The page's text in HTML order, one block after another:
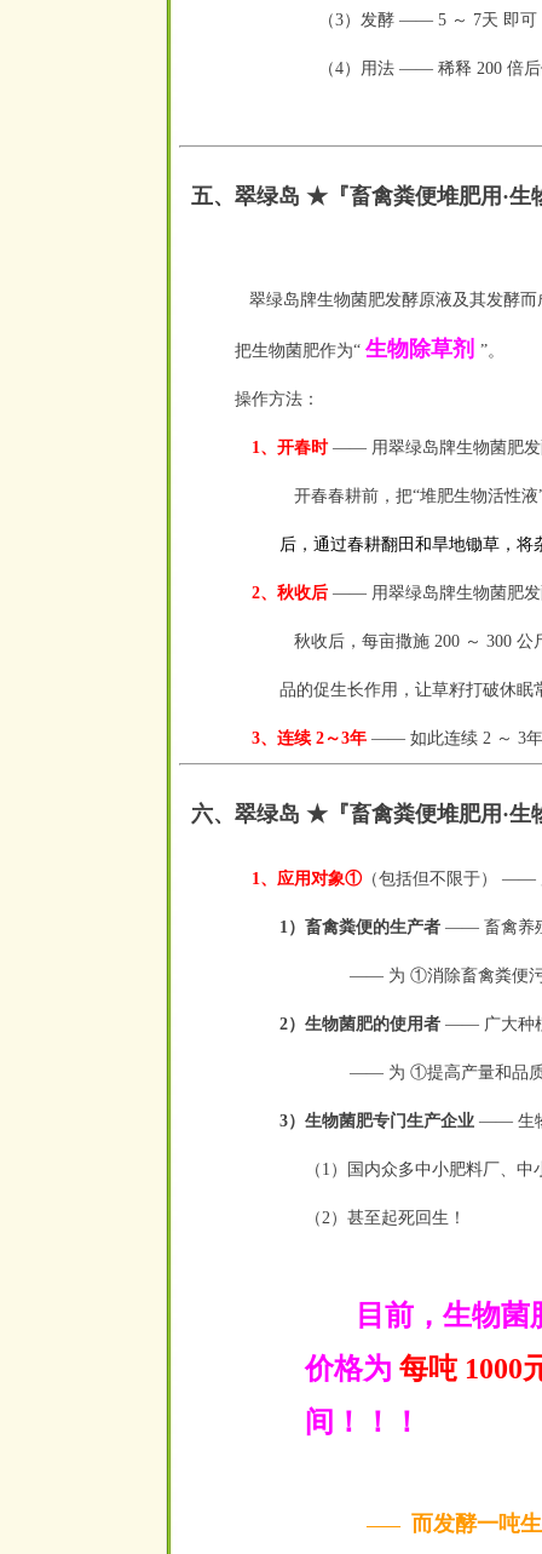
（3）发酵 —— 5 ～ 7天 即可
（4）用法 —— 稀释 200 倍后
五、翠绿岛 ★『畜禽粪便堆肥用·生
翠绿岛牌生物菌肥发酵原液及其发酵
把生物菌肥作为“ 生物除草剂 ”。
操作方法：
1、开春时—— 用翠绿岛牌生物菌肥发
开春春耕前，把“堆肥生物活性液
后，通过春耕翻田和旱地锄草，将
2、秋收后 —— 用翠绿岛牌生物菌肥发
秋收后，每亩撒施 200 ～ 300 公
品的促生长作用，让草籽打破休
3、连续 2～3年 —— 如此连续 2 ～ 3
六、翠绿岛 ★『畜禽粪便堆肥用·生
1、应用对象①（包括但不限于） ——
1）畜禽粪便的生产者 —— 畜禽养
—— 为 ①消除畜禽粪便污
2）生物菌肥的使用者 —— 广大种
—— 为 ①提高产量和品质
3）生物菌肥专门生产企业 —— 生
（1）国内众多中小肥料厂、
（2）甚至起死回生！
目前，生物菌
价格为 每吨 1000
间！！！
—— 而发酵一吨